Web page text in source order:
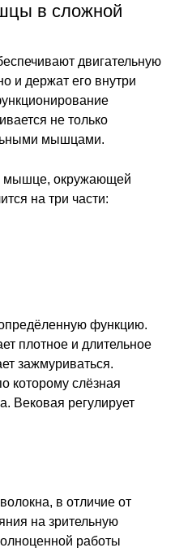
в сложной
двигательную
и держат его внутри
не только
мышцами.
мышце, окружающей
на три части:
функцию.
плотное и длительное
зажмуриваться.
которому слёзная
Вековая регулирует
в отличие от
на зрительную
работы